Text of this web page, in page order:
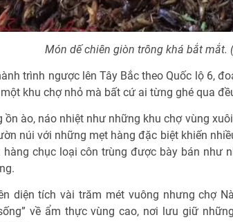
Món dế chiên giòn trông khá bắt mắt.
trình ngược lên Tây Bắc theo Quốc lộ 6,
khu chợ nhỏ mà bất cứ ai từng ghé qua
ồn ào, náo nhiệt như những khu chợ vùng
núi với những mẹt hàng đặc biệt khiến
hàng chục loại côn trùng được bày bán như
diện tích vài trăm mét vuông nhưng chợ
về ẩm thực vùng cao, nơi lưu giữ